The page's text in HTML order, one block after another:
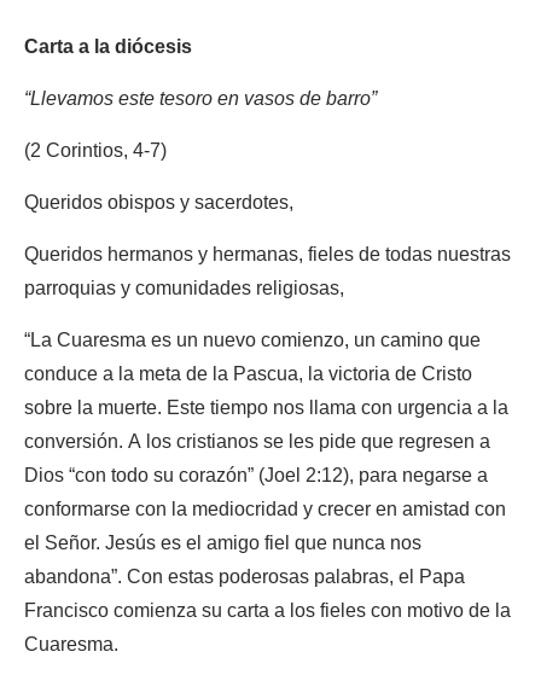
Carta a la diócesis
“Llevamos este tesoro en vasos de barro”
(2 Corintios, 4-7)
Queridos obispos y sacerdotes,
Queridos hermanos y hermanas, fieles de todas nuestras
parroquias y comunidades religiosas,
“La Cuaresma es un nuevo comienzo, un camino que
conduce a la meta de la Pascua, la victoria de Cristo
sobre la muerte. Este tiempo nos llama con urgencia a la
conversión. A los cristianos se les pide que regresen a
Dios “con todo su corazón” (Joel 2:12), para negarse a
conformarse con la mediocridad y crecer en amistad con
el Señor. Jesús es el amigo fiel que nunca nos
abandona”. Con estas poderosas palabras, el Papa
Francisco comienza su carta a los fieles con motivo de la
Cuaresma.